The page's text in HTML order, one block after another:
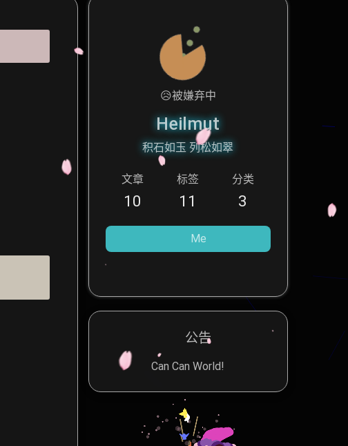
😥被嫌弃中
Heilmut
积石如玉 列松如翠
文章
10
标签
11
分类
3
Me
公告
Can Can World!